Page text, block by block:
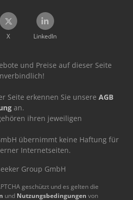
X LinkedIn
und Preise auf dieser Seite
Seite erkennen Sie unsere AGB
an.
ihren jeweiligen
übernimmt keine Haftung für
Internetseiten.
Group GmbH
geschützt und es gelten die
und Nutzungsbedingungen von